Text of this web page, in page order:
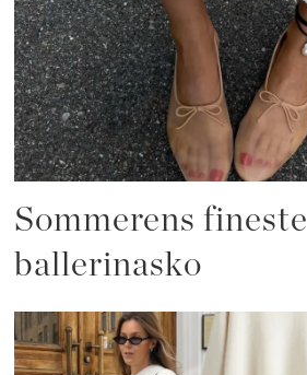
Sommerens fineste
ballerinasko